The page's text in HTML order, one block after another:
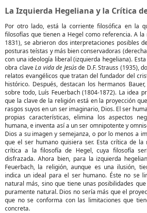
La Izquierda Hegeliana y la Crítica
Por otro lado, está la corriente filosófica en la
filosofías que tienen a Hegel como referencia. A
1831), se abrieron dos interpretaciones posibles
posturas teístas y más bien conservadoras
con una ideología liberal (izquierda hegeliana).
obra claveLa vida de Jesúsde D.F. Strauss (1935),
relatos evangélicos que tratan del fundador del
histórico. Después, destacan los hermanos
sobre todo, Luís Feuerbach (1804-1872). La idea
que la clave de la religión está en la proyección
rasgos suyos en un ser imaginario, Dios. El ser
propias características, elimina los aspectos
humana, e inventa así a un ser omnipotente y
Dios a su imagen y semejanza, o por lo menos a
que el ser humano quisiera ser. Esta crítica de
crítica a la filosofía de Hegel, cuya filosofía
disfrazada. Ahora bien, para la izquierda
Feuerbach, la religión, aunque es una ilusión,
indica un ideal para el ser humano. Éste no se
natural más, sino que tiene unas posibilidades
puramente natural. Dios no sería más que el
que no se conforma con las limitaciones que
concreta.